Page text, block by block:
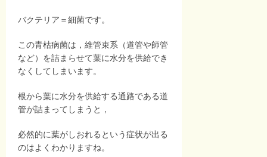
バクテリア＝細菌です。
この青枯病菌は，維管束系（道管や師管
など）を詰まらせて葉に水分を供給でき
なくしてしまいます。
根から葉に水分を供給する通路である道
管が詰まってしまうと，
必然的に葉がしおれるという症状が出る
のはよくわかりますね。